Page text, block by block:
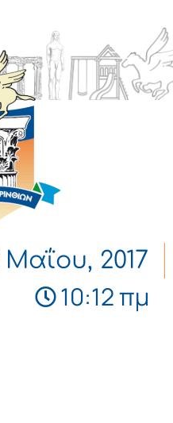
Μαΐου, 2017
10:12 πμ